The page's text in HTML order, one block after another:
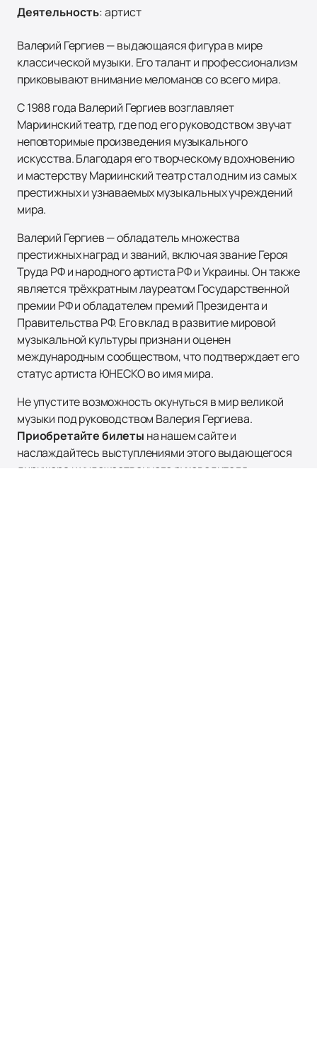
Деятельность:артист
Валерий Гергиев — выдающаяся фигура в мире
классической музыки. Его талант и профессионализм
приковывают внимание меломанов со всего мира.
С 1988 года Валерий Гергиев возглавляет
Мариинский театр, где под его руководством звучат
неповторимые произведения музыкального
искусства. Благодаря его творческому вдохновению
и мастерству Мариинский театр стал одним из самых
престижных и узнаваемых музыкальных учреждений
мира.
Валерий Гергиев — обладатель множества
престижных наград и званий, включая звание Героя
Труда РФ и народного артиста РФ и Украины. Он также
является трёхкратным лауреатом Государственной
премии РФ и обладателем премий Президента и
Правительства РФ. Его вклад в развитие мировой
музыкальной культуры признан и оценен
международным сообществом, что подтверждает его
статус артиста ЮНЕСКО во имя мира.
Не упустите возможность окунуться в мир великой
музыки под руководством Валерия Гергиева.
Приобретайте билеты на нашем сайте и
наслаждайтесь выступлениями этого выдающегося
дирижера и художественного руководителя.